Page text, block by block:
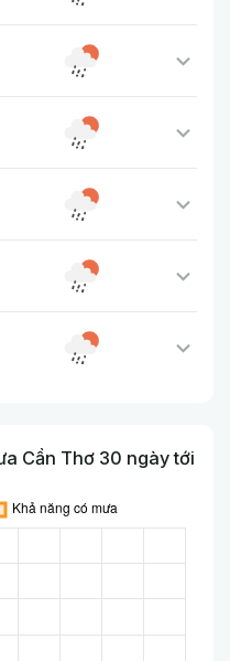
Cần Thơ 30 ngày tới